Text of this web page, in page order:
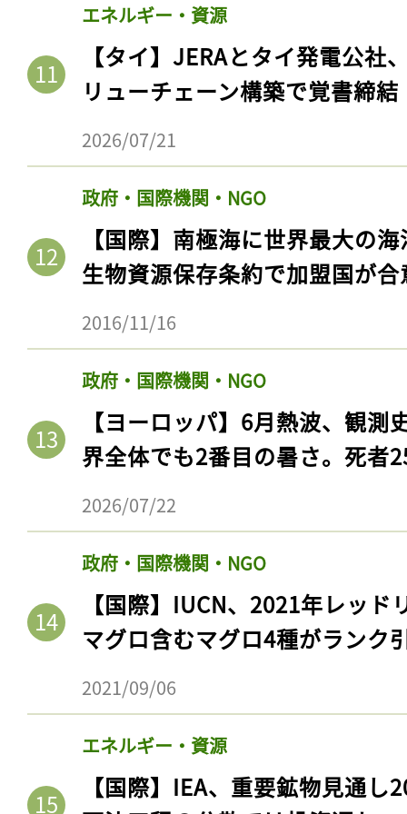
エネルギー・資源
【タイ】JERAとタイ発電公社
リューチェーン構築で覚書締結
2026/07/21
政府・国際機関・NGO
【国際】南極海に世界最大の
生物資源保存条約で加盟国が合
2016/11/16
政府・国際機関・NGO
【ヨーロッパ】6月熱波、観
界全体でも2番目の暑さ。死者
2026/07/22
政府・国際機関・NGO
【国際】IUCN、2021年レッ
マグロ含むマグロ4種がランク
2021/09/06
エネルギー・資源
【国際】IEA、重要鉱物見通